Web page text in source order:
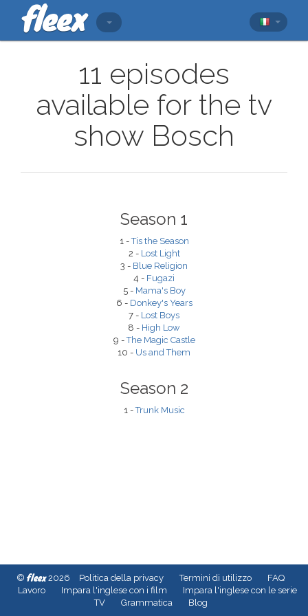
11 episodes
available for the tv
show Bosch
Season 1
1 -Tis the Season
2 - Lost Light
3 - Blue Religion
4 - Fugazi
5 - Mama's Boy
6 - Donkey's Years
7 - Lost Boys
8 - High Low
9 -The Magic Castle
10 - Us and Them
Season 2
1 -Trunk Music
© fleex2026 Politica della privacy Termini di utilizzo
FAQ
Lavoro
Impara l'inglese con i film
Impara l'inglese con le serie
TV
Grammatica Blog